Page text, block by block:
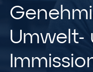
Umwelt-